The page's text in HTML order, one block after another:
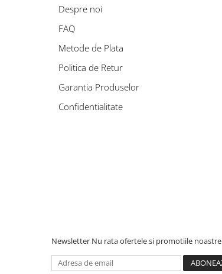
Despre noi
FAQ
Metode de Plata
Politica de Retur
Garantia Produselor
Confidentialitate
Newsletter Nu rata ofertele si promotiile noastre